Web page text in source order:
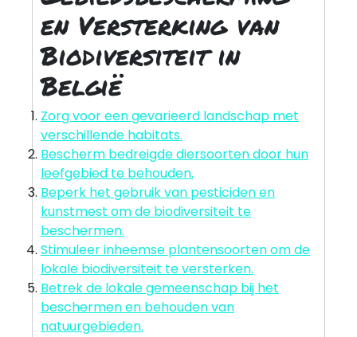
en Versterking van
Biodiversiteit in
België
Zorg voor een gevarieerd landschap met
verschillende habitats.
Bescherm bedreigde diersoorten door hun
leefgebied te behouden.
Beperk het gebruik van pesticiden en
kunstmest om de biodiversiteit te
beschermen.
Stimuleer inheemse plantensoorten om de
lokale biodiversiteit te versterken.
Betrek de lokale gemeenschap bij het
beschermen en behouden van
natuurgebieden.